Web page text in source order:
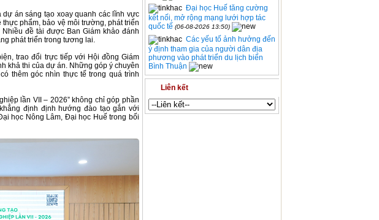
án sáng tạo xoay quanh các lĩnh vực
phẩm, bảo vệ môi trường, phát triển
đề tài được Ban Giám khảo đánh
phát triển trong tương lai.
trao đổi trực tiếp với Hội đồng Giám
khả thi của dự án. Những góp ý chuyên
thêm góc nhìn thực tế trong quá trình
lần VII – 2026” không chỉ góp phần
định định hướng đào tạo gắn với
học Nông Lâm, Đại học Huế trong bối
Đại học Huế tăng cường
kết nối, mở rộng mạng lưới hợp tác
quốc tế (06-08-2026 13:50)
Các yếu tố ảnh hưởng đến
ý định tham gia của người dân địa
phương vào phát triển du lịch biển
Bình Thuận
Liên kết